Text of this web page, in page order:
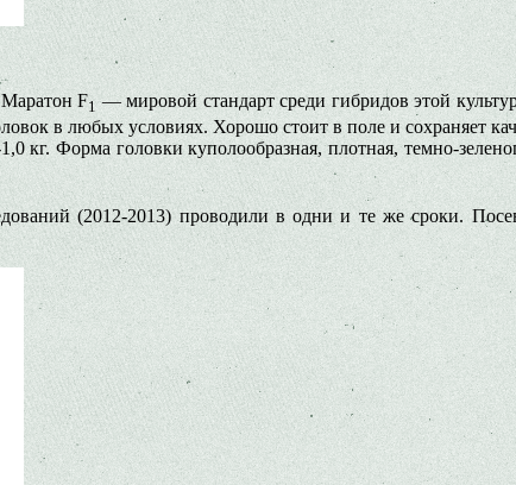
F1 — мировой стандарт среди гибридов этой
в любых усло­виях. Хорошо стоит в поле и сохраня­ет
кг. Форма го­ловки куполообразная, плотная, тем­но-
(2012-2013) проводи­ли в одни и те же сроки.